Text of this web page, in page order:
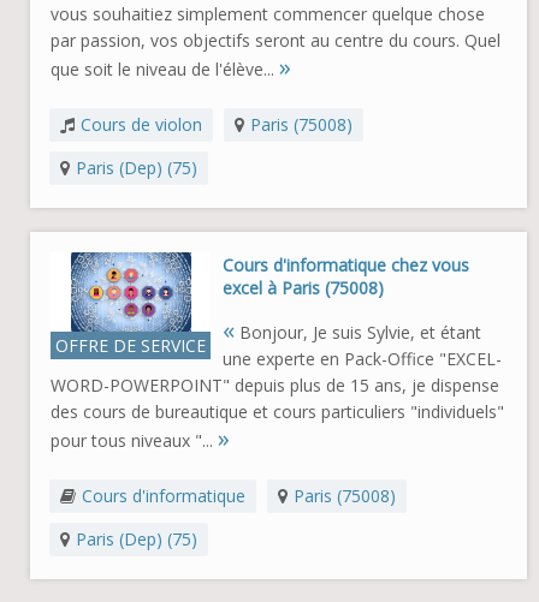
vous souhaitiez simplement commencer quelque chose
par passion, vos objectifs seront au centre du cours. Quel
que soit le niveau de l'élève... »
Cours de violon
Paris (75008)
Paris (Dep) (75)
OFFRE DE SERVICE
Cours d'informatique chez vous
excel à Paris (75008)
« Bonjour, Je suis Sylvie, et étant
une experte en Pack-Office "EXCEL-
WORD-POWERPOINT" depuis plus de 15 ans, je dispense
des cours de bureautique et cours particuliers "individuels"
pour tous niveaux "... »
Cours d'informatique
Paris (75008)
Paris (Dep) (75)